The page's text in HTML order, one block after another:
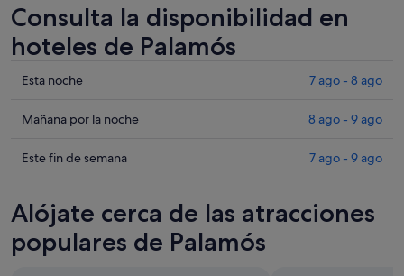
Consulta la disponibilidad en
hoteles de Palamós
Comprueba
precios
Palamós
noche,
ago
Esta noche 7 ago - 8 ago
Comprueba
precios
para
mañana
por
Mañana por la noche 8 ago - 9 ago
Comprueba
en
Palamós
para
Este fin de semana 7 ago - 9 ago
Alójate cerca de las atracciones
populares de Palamós